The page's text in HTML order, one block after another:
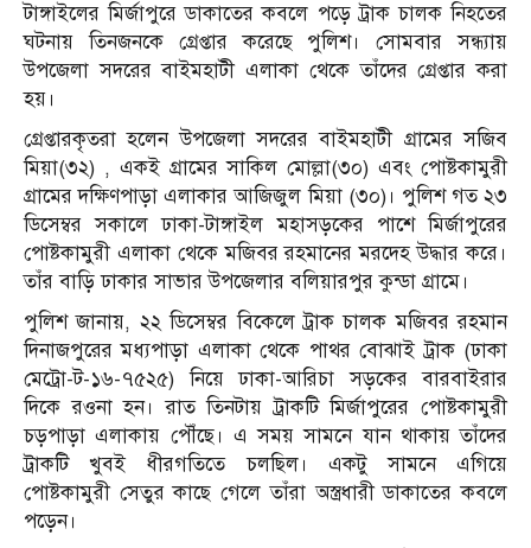
টাঙ্গাইলের মির্জাপুরে ডাকাতের কবলে পড়ে ট্রাক চালক নিহতের
ঘটনায় তিনজনকে গ্রেপ্তার করেছে পুলিশ। সোমবার সন্ধ্যায়
উপজেলা সদরের বাইমহাটী এলাকা থেকে তাঁদের গ্রেপ্তার করা
হয়।
গ্রেপ্তারকৃতরা হলেন উপজেলা সদরের বাইমহাটী গ্রামের সজিব
মিয়া(৩২) , একই গ্রামের সাকিল মোল্লা(৩০) এবং পোষ্টকামুরী
গ্রামের দক্ষিণপাড়া এলাকার আজিজুল মিয়া (৩০)। পুলিশ গত ২৩
ডিসেম্বর সকালে ঢাকা-টাঙ্গাইল মহাসড়কের পাশে মির্জাপুরের
পোষ্টকামুরী এলাকা থেকে মজিবর রহমানের মরদেহ উদ্ধার করে।
তাঁর বাড়ি ঢাকার সাভার উপজেলার বলিয়ারপুর কুন্ডা গ্রামে।
পুলিশ জানায়, ২২ ডিসেম্বর বিকেলে ট্রাক চালক মজিবর রহমান
দিনাজপুরের মধ্যপাড়া এলাকা থেকে পাথর বোঝাই ট্রাক (ঢাকা
মেট্রো-ট-১৬-৭৫২৫) নিয়ে ঢাকা-আরিচা সড়কের বারবাইরার
দিকে রওনা হন। রাত তিনটায় ট্রাকটি মির্জাপুরের পোষ্টকামুরী
চড়পাড়া এলাকায় পৌঁছে। এ সময় সামনে যান থাকায় তাঁদের
ট্রাকটি খুবই ধীরগতিতে চলছিল। একটু সামনে এগিয়ে
পোষ্টকামুরী সেতুর কাছে গেলে তাঁরা অস্ত্রধারী ডাকাতের কবলে
পড়েন।